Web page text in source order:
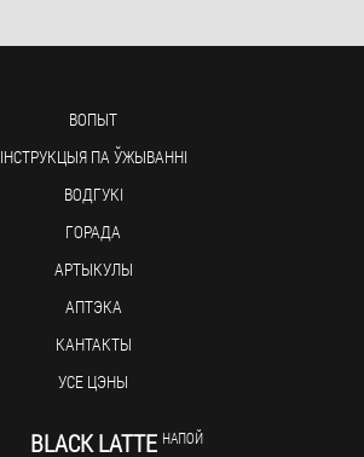
ВОПЫТ
ІНСТРУКЦЫЯ ПА ЎЖЫВАННІ
ВОДГУКІ
ГОРАДА
АРТЫКУЛЫ
АПТЭКА
КАНТАКТЫ
УСЕ ЦЭНЫ
BLACK LATTE НАПОЙ